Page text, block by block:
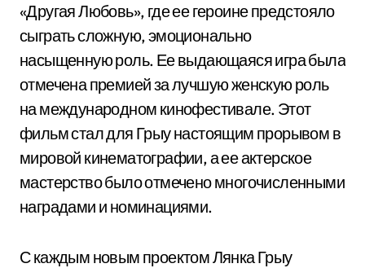
«Другая Любовь», где ее героине предстояло
сыграть сложную, эмоционально
насыщенную роль. Ее выдающаяся игра была
отмечена премией за лучшую женскую роль
на международном кинофестивале. Этот
фильм стал для Грыу настоящим прорывом в
мировой кинематографии, а ее актерское
мастерство было отмечено многочисленными
наградами и номинациями.
С каждым новым проектом Лянка Грыу